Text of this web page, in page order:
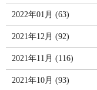
2022年01月 (63)
2021年12月 (92)
2021年11月 (116)
2021年10月 (93)